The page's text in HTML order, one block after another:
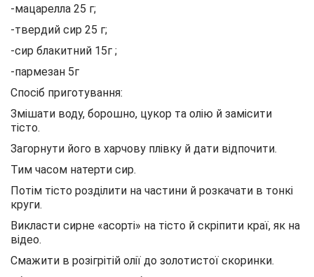
-мацарелла 25 г;
-твердий сир 25 г;
-сир блакитний 15г ;
-пармезан 5г
Спосіб приготування:
Змішати воду, борошно, цукор та олію й замісити
тісто.
Загорнути його в харчову плівку й дати відпочити.
Тим часом натерти сир.
Потім тісто розділити на частини й розкачати в тонкі
круги.
Викласти сирне «асорті» на тісто й скріпити краї, як на
відео.
Смажити в розігрітій олії до золотистої скоринки.